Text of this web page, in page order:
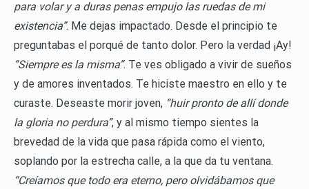
para volar y a duras penas empujo las ruedas de mi
existencia”. Me dejas impactado. Desde el principio te
preguntabas el porqué de tanto dolor. Pero la verdad ¡Ay!
“Siempre es la misma”. Te ves obligado a vivir de sueños
y de amores inventados. Te hiciste maestro en ello y te
curaste. Deseaste morir joven, “huir pronto de allí donde
la gloria no perdura”, y al mismo tiempo sientes la
brevedad de la vida que pasa rápida como el viento,
soplando por la estrecha calle, a la que da tu ventana.
“Creíamos que todo era eterno, pero olvidábamos que